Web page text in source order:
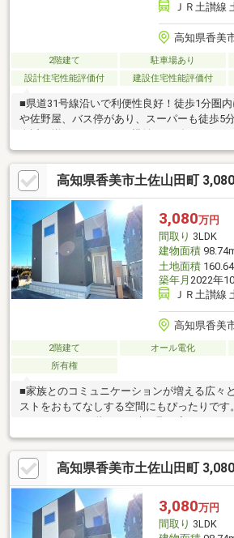
ＪＲ土讃線
高知県香美
2階建て 駐車場あり
設計住宅性能評価付
建設住宅性能評価付
■県道31号線沿いで利便性良好！徒歩1分圏
や佐野屋、バス停があり、スーパーも徒歩5
運びやすく、ご家族との会話を楽しみながら
です。■大容量のウォークインクロゼットや
クなど収納スペースが充実！生活空間をすっ
けます。■照明・エアコン2台設置済み！そ
いただけます。
高知県香美市土佐山田町
3,080万円
間取り 3LDK
建物面積
土地面積
築年月 2022年
ＪＲ土讃線
高知県香美
2階建て オール電化
所有権
■家族とのコミュニケーションが増える広々
ストをおもてなしする空間にもぴったりです
く開放的です。■２階廊下にはワークカウン
子様の宿題・勉強等、幅広いシーンで活用で
です。■駐車台数３～４台可能！複数台お車
来客にも安心ですね。■周辺にはドラッグス
ーパーなど点在しており生活便利な場所です。
高知県香美市土佐山田町
3,080万円
間取り 3LDK